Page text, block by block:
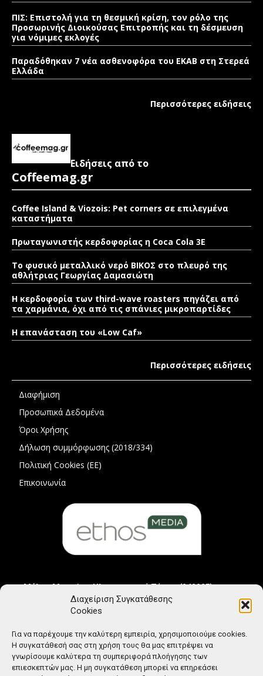
Διαχείριση Συγκατάθεσης
Cookies
Για να παρέχουμε την καλύτερη εμπειρία, χρησιμοποιούμε cookies.
Η συγκατάθεσή σας στη χρήση τους θα μας επιτρέψει να
γνωρίσουμε καλύτερα τη συμπεριφορά πλοήγησης των
επιεσκεπτών μας. Η μη συγκατάθεση μπορεί να επηρεάσει
ΠΙΣ: Επιστολή για τη θεσμική κρίση, τον ρόλο της
Προσωρινής Διοικούσας Επιτροπής και τη δέσμευση
για νόμιμες εκλογές
Παραδόθηκαν 7 νέα ασθενοφόρα του ΕΚΑΒ στη Στερεά
Ελλάδα
Περισσότερες ειδήσεις
Ειδήσεις από το
Coffeemag.gr
Coffee Island & Viozois: Pet corners σε επιλεγμένα
καταστήματα
Πρωταγωνιστής κερδοφορίας η Coca Cola 3E
Το φυσικό μεταλλικό νερό ΒΙΚΟΣ στο πλευρό της
αθλήτριας Γεωργίας Δαμασιώτη
Η κερδοφορία των third-wave roasters πηγάζει από
τα χαρμάνια, όχι από τις σπάνιες μικροπαρτίδες
Η επανάσταση του «Low Caf»
Περισσότερες ειδήσεις
Διαφήμιση
Προσωπικά Δεδομένα
Όροι Χρήσης
Δήλωση συμμόρφωσης (2018/334)
Πολιτική Cookies (ΕΕ)
Επικοινωνία
Μέλος Μητρώου Ηλεκτρονικού Τύπου (242225)